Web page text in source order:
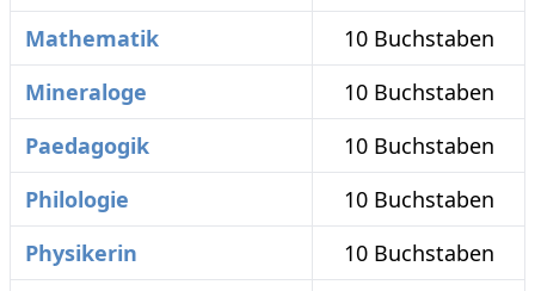
Mathematik
10 Buchstaben
Mineraloge
10 Buchstaben
Paedagogik
10 Buchstaben
Philologie
10 Buchstaben
Physikerin
10 Buchstaben